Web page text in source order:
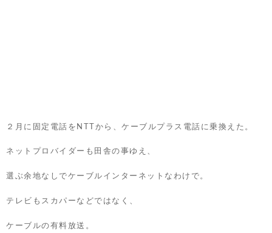
２月に固定電話をNTTから、ケーブルプラス電話に乗換えた。
ネットプロバイダーも田舎の事ゆえ、
選ぶ余地なしでケーブルインターネットなわけで。
テレビもスカパーなどではなく、
ケーブルの有料放送。